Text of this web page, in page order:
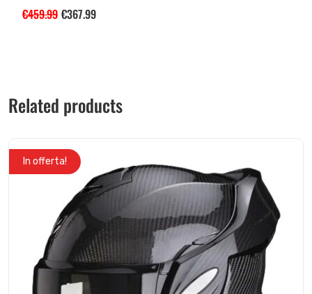
€459.99 €367.99
Related products
In offerta!